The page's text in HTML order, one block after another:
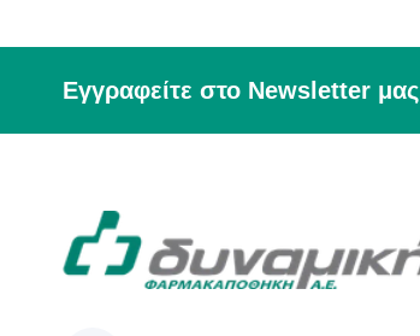
Εγγραφείτε στο Newsletter μας